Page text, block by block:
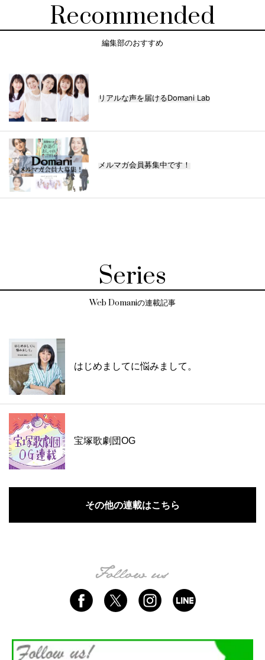
Recommended
編集部のおすすめ
リアルな声を届けるDomani Lab
メルマガ会員募集中です！
Series
Web Domaniの連載記事
はじめましてに悩みまして。
宝塚歌劇団OG
その他の連載はこちら